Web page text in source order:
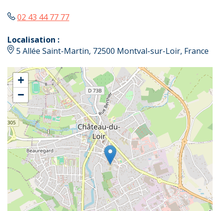
02 43 44 77 77
Localisation :
5 Allée Saint-Martin, 72500 Montval-sur-Loir, France
+
−